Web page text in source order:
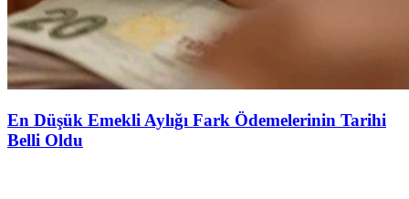
En Düşük Emekli Aylığı Fark Ödemelerinin Tarihi
Belli Oldu